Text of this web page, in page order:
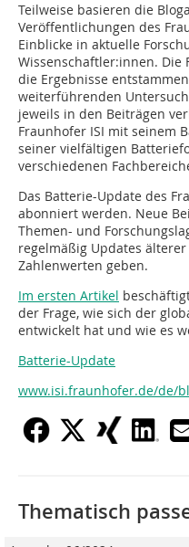
Teilweise basieren die
Veröffentlichungen des
Einblicke in aktuelle
Wissenschaftler:innen. Die
die Ergebnisse
weiterführenden
jeweils in den Beiträgen
Fraunhofer ISI mit seinem
seiner vielfältigen
verschiedenen
Das Batterie-Update des
abonniert werden. Neue
Themen- und
regelmäßig Updates
Zahlenwerten geben.
Im ersten Artikel
der Frage, wie sich der
entwickelt hat und wie es
Batterie-Update
www.isi.fraunhofer.de/de/
Thematisch